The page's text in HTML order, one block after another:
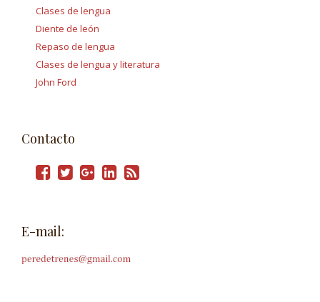
Clases de lengua
Diente de león
Repaso de lengua
Clases de lengua y literatura
John Ford
Contacto
E-mail: